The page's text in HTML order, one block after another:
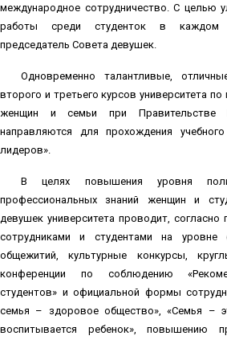
международное сотрудничество. С целью
работы среди студенток в каждом
председатель Совета девушек.
Одновременно талантливые,
второго и третьего курсов университета
женщин и семьи при Правительстве
направляются для прохождения
лидеров».
В целях повышения уровня
профессиональных знаний женщин и
девушек университета проводит, согласно
сотрудниками и студентами на уровне
общежитий, культурные конкурсы,
конференции по соблюдению
студентов» и официальной формы
семья – здоровое общество», «Семья –
воспитывается ребенок», повышению